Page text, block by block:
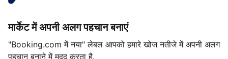
मार्केट में अपनी अलग पहचान बनाएं
"Booking.com में नया" लेबल आपको हमारे खोज नतीजे में अपनी अलग
पहचान बनाने में मदद करता है.